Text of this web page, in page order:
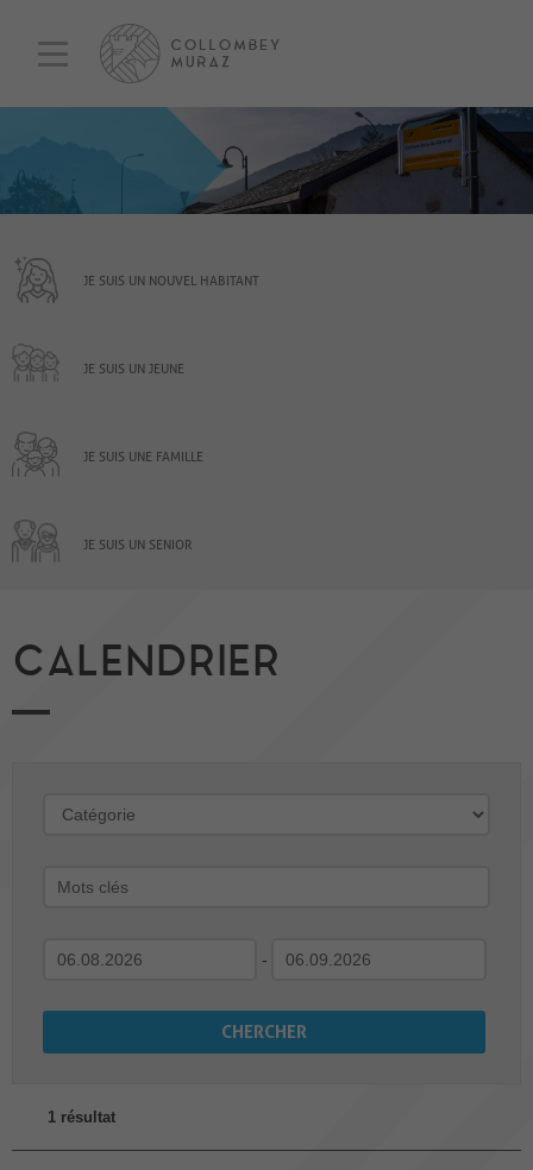
JE SUIS UN NOUVEL HABITANT
JE SUIS UN JEUNE
JE SUIS UNE FAMILLE
JE SUIS UN SENIOR
CALENDRIER
-
1 résultat